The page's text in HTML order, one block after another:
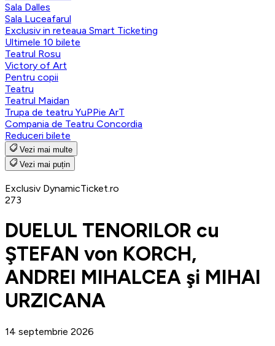
Sala Dalles
Sala Luceafarul
Exclusiv in reteaua Smart Ticketing
Ultimele 10 bilete
Teatrul Rosu
Victory of Art
Pentru copii
Teatru
Teatrul Maidan
Trupa de teatru YuPPie ArT
Compania de Teatru Concordia
Reduceri bilete
Vezi mai multe
Vezi mai puțin
Exclusiv DynamicTicket.ro
273
DUELUL TENORILOR cu
ŞTEFAN von KORCH,
ANDREI MIHALCEA şi MIHAI
URZICANA
14 septembrie 2026